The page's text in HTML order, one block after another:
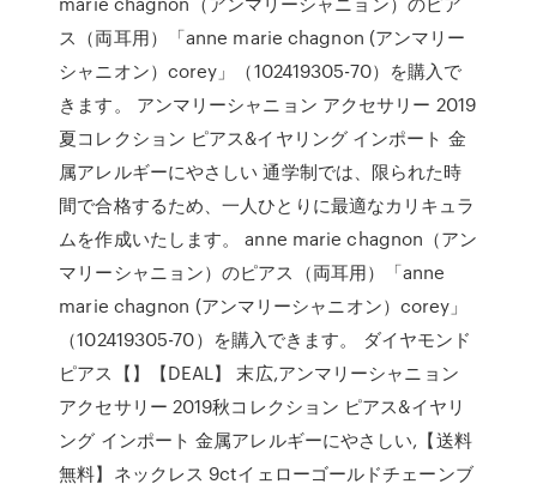
ス（両耳用）「anne marie chagnon (アンマリー
シャニオン）corey」（102419305-70）を購入で
きます。 アンマリーシャニョン アクセサリー 2019
夏コレクション ピアス&イヤリング インポート 金
属アレルギーにやさしい 通学制では、限られた時
間で合格するため、一人ひとりに最適なカリキュラ
ムを作成いたします。 anne marie chagnon（アン
マリーシャニョン）のピアス（両耳用）「anne
marie chagnon (アンマリーシャニオン）corey」
（102419305-70）を購入できます。 ダイヤモンド
ピアス【】【DEAL】 末広,アンマリーシャニョン
アクセサリー 2019秋コレクション ピアス&イヤリ
ング インポート 金属アレルギーにやさしい,【送料
無料】ネックレス 9ctイェローゴールドチェーンブ